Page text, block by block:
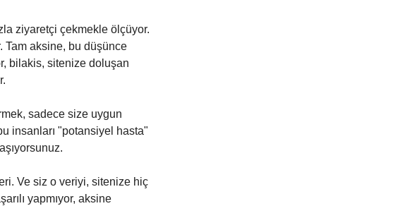
ziyaretçi çekmekle ölçüyor.
Tam aksine, bu düşünce
bilakis, sitenize doluşan
sadece size uygun
insanları "potansiyel hasta"
Ve siz o veriyi, sitenize hiç
yapmıyor, aksine